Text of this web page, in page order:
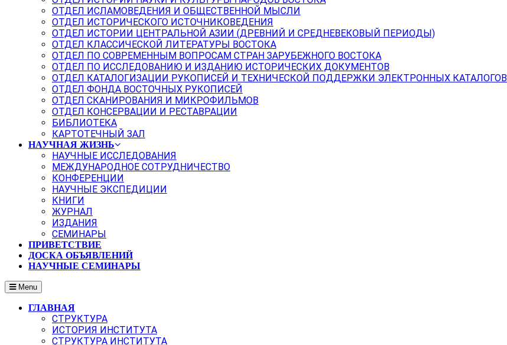
ОТДЕЛ ИСЛАМОВЕДЕНИЯ И ОБЩЕСТВЕННОЙ МЫСЛИ
ОТДЕЛ ИСТОРИЧЕСКОГО ИСТОЧНИКОВЕДЕНИЯ
ОТДЕЛ ИСТОРИИ ЦЕНТРАЛЬНОЙ АЗИИ (ДРЕВНИЙ И СРЕДНЕВЕКОВЫЙ ПЕРИОДЫ)
ОТДЕЛ КЛАССИЧЕСКОЙ ЛИТЕРАТУРЫ ВОСТОКА
ОТДЕЛ ПО СОВРЕМЕННЫМ ВОПРОСАМ СТРАН ЗАРУБЕЖНОГО ВОСТОКА
ОТДЕЛ ПО ИССЛЕДОВАНИЮ И ИЗДАНИЮ ИСТОРИЧЕСКИХ ДОКУМЕНТОВ
ОТДЕЛ КАТАЛОГИЗАЦИИ РУКОПИСЕЙ И ТЕХНИЧЕСКОЙ ПОДДЕРЖКИ ЭЛЕКТРОННЫХ КАТАЛОГОВ
ОТДЕЛ ФОНДА ВОСТОЧНЫХ РУКОПИСЕЙ
ОТДЕЛ СКАНИРОВАНИЯ И МИКРОФИЛЬМОВ
ОТДЕЛ КОНСЕРВАЦИИ И РЕСТАВРАЦИИ
БИБЛИОТЕКА
КАРТОТЕЧНЫЙ ЗАЛ
НАУЧНАЯ ЖИЗНЬ
НАУЧНЫЕ ИССЛЕДОВАНИЯ
МЕЖДУНАРОДНОЕ СОТРУДНИЧЕСТВО
КОНФЕРЕНЦИИ
НАУЧНЫЕ ЭКСПЕДИЦИИ
КНИГИ
ЖУРНАЛ
ИЗДАНИЯ
СЕМИНАРЫ
ПРИВЕТСТВИЕ
ДОСКА ОБЪЯВЛЕНИЙ
НАУЧНЫЕ СЕМИНАРЫ
Menu
ГЛАВНАЯ
СТРУКТУРА
ИСТОРИЯ ИНСТИТУТА
СТРУКТУРА ИНСТИТУТА